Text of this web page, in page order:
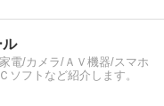
電/カメラ/ＡＶ機器/スマホ
ソフトなど紹介します。